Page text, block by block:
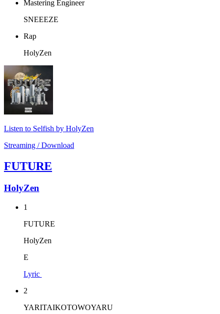
Mastering Engineer
SNEEEZE
Rap
HolyZen
Listen to Selfish by HolyZen
Streaming / Download
FUTURE
HolyZen
1
FUTURE
HolyZen
E
Lyric
2
YARITAIKOTOWOYARU